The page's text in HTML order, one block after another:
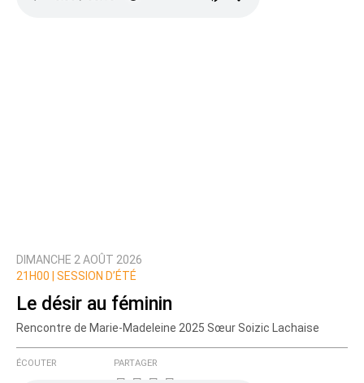
DIMANCHE 2 AOÛT 2026
21H00 |
SESSION D’ÉTÉ
Le désir au féminin
Rencontre de Marie-Madeleine 2025 Sœur Soizic Lachaise
ÉCOUTER PARTAGER